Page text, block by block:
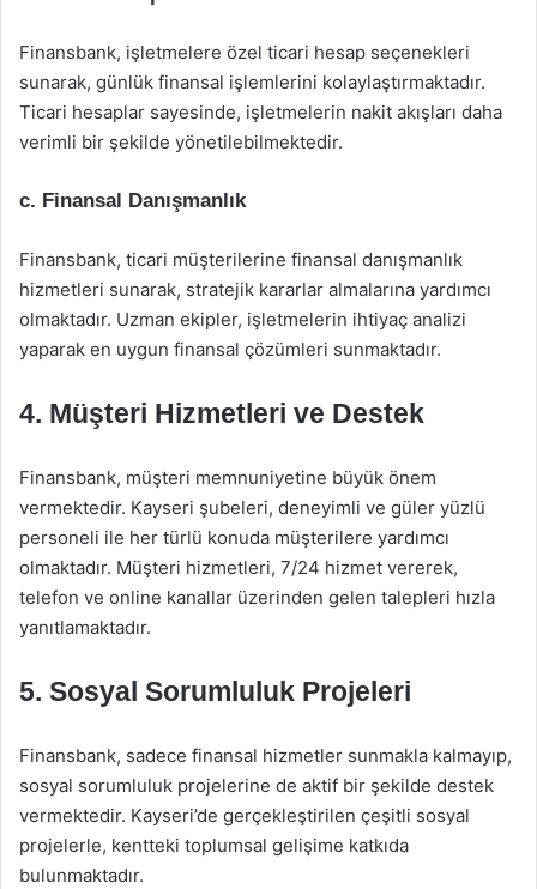
Finansbank, işletmelere özel ticari hesap seçenekleri
sunarak, günlük finansal işlemlerini kolaylaştırmaktadır.
Ticari hesaplar sayesinde, işletmelerin nakit akışları daha
verimli bir şekilde yönetilebilmektedir.
c. Finansal Danışmanlık
Finansbank, ticari müşterilerine finansal danışmanlık
hizmetleri sunarak, stratejik kararlar almalarına yardımcı
olmaktadır. Uzman ekipler, işletmelerin ihtiyaç analizi
yaparak en uygun finansal çözümleri sunmaktadır.
4. Müşteri Hizmetleri ve Destek
Finansbank, müşteri memnuniyetine büyük önem
vermektedir. Kayseri şubeleri, deneyimli ve güler yüzlü
personeli ile her türlü konuda müşterilere yardımcı
olmaktadır. Müşteri hizmetleri, 7/24 hizmet vererek,
telefon ve online kanallar üzerinden gelen talepleri hızla
yanıtlamaktadır.
5. Sosyal Sorumluluk Projeleri
Finansbank, sadece finansal hizmetler sunmakla kalmayıp,
sosyal sorumluluk projelerine de aktif bir şekilde destek
vermektedir. Kayseri’de gerçekleştirilen çeşitli sosyal
projelerle, kentteki toplumsal gelişime katkıda
bulunmaktadır.